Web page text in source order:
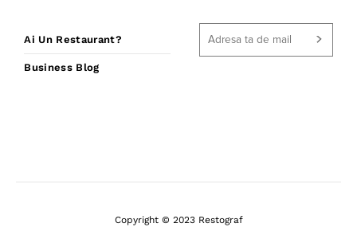
Ai Un Restaurant?
Business Blog
Copyright © 2023 Restograf